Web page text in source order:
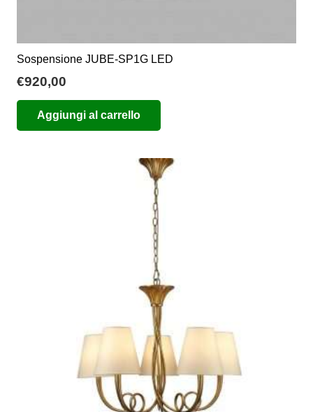
Sospensione JUBE-SP1G LED
€920,00
Aggiungi al carrello